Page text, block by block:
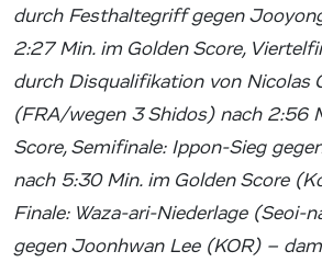
durch Festhaltegriff gegen
2:27 Min. im Golden Score,
durch Disqualifikation von Nicolas
(FRA/wegen 3 Shidos) nach 2:56
Score, Semifinale: Ippon-Sieg
nach 5:30 Min. im Golden Score
Finale: Waza-ari-Niederlage (Seoi-
gegen Joonhwan Lee (KOR) –